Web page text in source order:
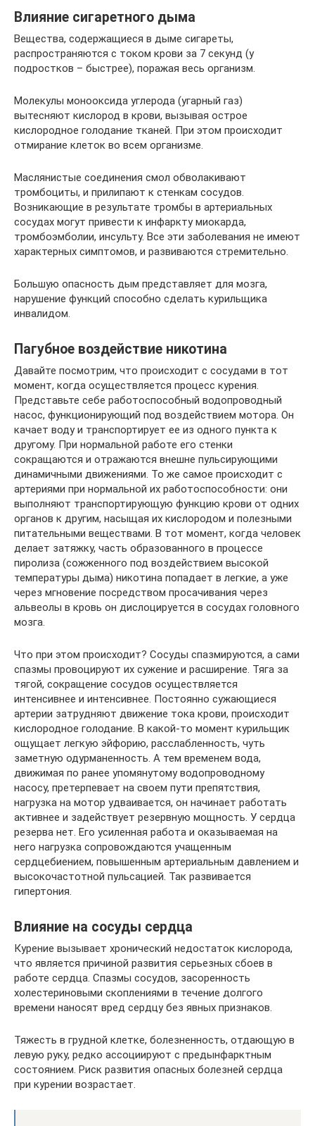
Влияние сигаретного дыма
Вещества, содержащиеся в дыме сигареты,
распространяются с током крови за 7 секунд (у
подростков – быстрее), поражая весь организм.
Молекулы монооксида углерода (угарный газ)
вытесняют кислород в крови, вызывая острое
кислородное голодание тканей. При этом происходит
отмирание клеток во всем организме.
Маслянистые соединения смол обволакивают
тромбоциты, и прилипают к стенкам сосудов.
Возникающие в результате тромбы в артериальных
сосудах могут привести к инфаркту миокарда,
тромбоэмболии, инсульту. Все эти заболевания не имеют
характерных симптомов, и развиваются стремительно.
Большую опасность дым представляет для мозга,
нарушение функций способно сделать курильщика
инвалидом.
Пагубное воздействие никотина
Давайте посмотрим, что происходит с сосудами в тот
момент, когда осуществляется процесс курения.
Представьте себе работоспособный водопроводный
насос, функционирующий под воздействием мотора. Он
качает воду и транспортирует ее из одного пункта к
другому. При нормальной работе его стенки
сокращаются и отражаются внешне пульсирующими
динамичными движениями. То же самое происходит с
артериями при нормальной их работоспособности: они
выполняют транспортирующую функцию крови от одних
органов к другим, насыщая их кислородом и полезными
питательными веществами. В тот момент, когда человек
делает затяжку, часть образованного в процессе
пиролиза (сожженного под воздействием высокой
температуры дыма) никотина попадает в легкие, а уже
через мгновение посредством просачивания через
альвеолы в кровь он дислоцируется в сосудах головного
мозга.
Что при этом происходит? Сосуды спазмируются, а сами
спазмы провоцируют их сужение и расширение. Тяга за
тягой, сокращение сосудов осуществляется
интенсивнее и интенсивнее. Постоянно сужающиеся
артерии затрудняют движение тока крови, происходит
кислородное голодание. В какой-то момент курильщик
ощущает легкую эйфорию, расслабленность, чуть
заметную одурманенность. А тем временем вода,
движимая по ранее упомянутому водопроводному
насосу, претерпевает на своем пути препятствия,
нагрузка на мотор удваивается, он начинает работать
активнее и задействует резервную мощность. У сердца
резерва нет. Его усиленная работа и оказываемая на
него нагрузка сопровождаются учащенным
сердцебиением, повышенным артериальным давлением и
высокочастотной пульсацией. Так развивается
гипертония.
Влияние на сосуды сердца
Курение вызывает хронический недостаток кислорода,
что является причиной развития серьезных сбоев в
работе сердца. Спазмы сосудов, засоренность
холестериновыми скоплениями в течение долгого
времени наносят вред сердцу без явных признаков.
Тяжесть в грудной клетке, болезненность, отдающую в
левую руку, редко ассоциируют с предынфарктным
состоянием. Риск развития опасных болезней сердца
при курении возрастает.